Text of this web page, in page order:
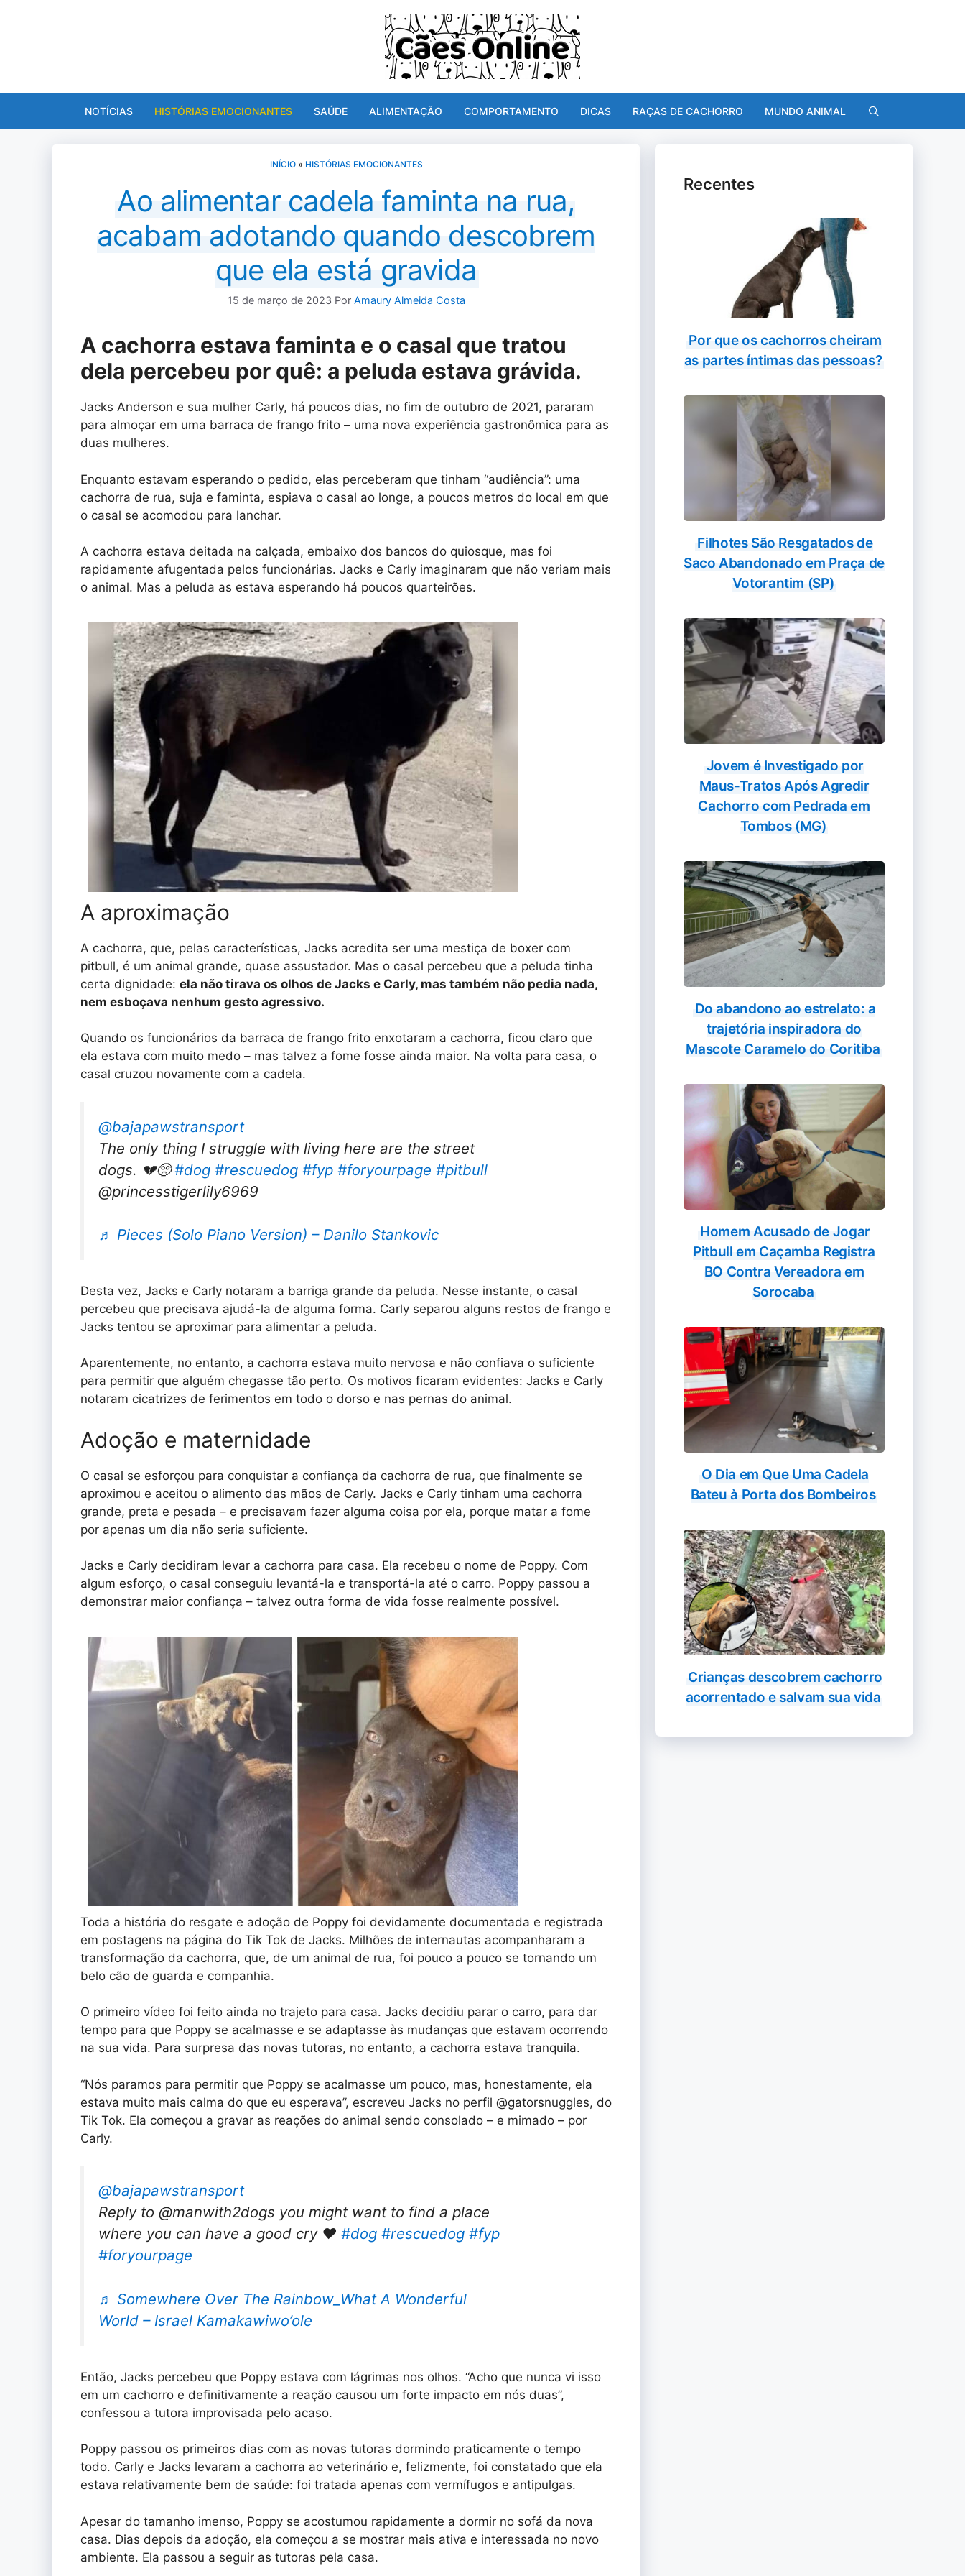
NOTÍCIAS HISTÓRIAS EMOCIONANTES SAÚDE ALIMENTAÇÃO COMPORTAMENTO DICAS RAÇAS DE CACHORRO MUNDO ANIMAL
INÍCIO» HISTÓRIAS EMOCIONANTES
Ao alimentar cadela faminta na rua,
acabam adotando quando descobrem
que ela está gravida
15 de março de 2023 Por Amaury Almeida Costa
A cachorra estava faminta e o casal que tratou
dela percebeu por quê: a peluda estava grávida.
Jacks Anderson e sua mulher Carly, há poucos dias, no fim de outubro de 2021, pararam
para almoçar em uma barraca de frango frito – uma nova experiência gastronômica para as
duas mulheres.
Enquanto estavam esperando o pedido, elas perceberam que tinham “audiência”: uma
cachorra de rua, suja e faminta, espiava o casal ao longe, a poucos metros do local em que
o casal se acomodou para lanchar.
A cachorra estava deitada na calçada, embaixo dos bancos do quiosque, mas foi
rapidamente afugentada pelos funcionárias. Jacks e Carly imaginaram que não veriam mais
o animal. Mas a peluda as estava esperando há poucos quarteirões.
A aproximação
A cachorra, que, pelas características, Jacks acredita ser uma mestiça de boxer com
pitbull, é um animal grande, quase assustador. Mas o casal percebeu que a peluda tinha
certa dignidade: ela não tirava os olhos de Jacks e Carly, mas também não pedia nada,
nem esboçava nenhum gesto agressivo.
Quando os funcionários da barraca de frango frito enxotaram a cachorra, ficou claro que
ela estava com muito medo – mas talvez a fome fosse ainda maior. Na volta para casa, o
casal cruzou novamente com a cadela.
@bajapawstransport
The only thing I struggle with living here are the street
dogs. 💔🥺#dog #rescuedog #fyp #foryourpage #pitbull
@princesstigerlily6969
♬ Pieces (Solo Piano Version) – Danilo Stankovic
Desta vez, Jacks e Carly notaram a barriga grande da peluda. Nesse instante, o casal
percebeu que precisava ajudá-la de alguma forma. Carly separou alguns restos de frango e
Jacks tentou se aproximar para alimentar a peluda.
Aparentemente, no entanto, a cachorra estava muito nervosa e não confiava o suficiente
para permitir que alguém chegasse tão perto. Os motivos ficaram evidentes: Jacks e Carly
notaram cicatrizes de ferimentos em todo o dorso e nas pernas do animal.
Adoção e maternidade
O casal se esforçou para conquistar a confiança da cachorra de rua, que finalmente se
aproximou e aceitou o alimento das mãos de Carly. Jacks e Carly tinham uma cachorra
grande, preta e pesada – e precisavam fazer alguma coisa por ela, porque matar a fome
por apenas um dia não seria suficiente.
Jacks e Carly decidiram levar a cachorra para casa. Ela recebeu o nome de Poppy. Com
algum esforço, o casal conseguiu levantá-la e transportá-la até o carro. Poppy passou a
demonstrar maior confiança – talvez outra forma de vida fosse realmente possível.
Toda a história do resgate e adoção de Poppy foi devidamente documentada e registrada
em postagens na página do Tik Tok de Jacks. Milhões de internautas acompanharam a
transformação da cachorra, que, de um animal de rua, foi pouco a pouco se tornando um
belo cão de guarda e companhia.
O primeiro vídeo foi feito ainda no trajeto para casa. Jacks decidiu parar o carro, para dar
tempo para que Poppy se acalmasse e se adaptasse às mudanças que estavam ocorrendo
na sua vida. Para surpresa das novas tutoras, no entanto, a cachorra estava tranquila.
“Nós paramos para permitir que Poppy se acalmasse um pouco, mas, honestamente, ela
estava muito mais calma do que eu esperava”, escreveu Jacks no perfil @gatorsnuggles, do
Tik Tok. Ela começou a gravar as reações do animal sendo consolado – e mimado – por
Carly.
@bajapawstransport
Reply to @manwith2dogs you might want to find a place
where you can have a good cry ❤️ #dog #rescuedog #fyp
#foryourpage
♬ Somewhere Over The Rainbow_What A Wonderful
World – Israel Kamakawiwo’ole
Então, Jacks percebeu que Poppy estava com lágrimas nos olhos. “Acho que nunca vi isso
em um cachorro e definitivamente a reação causou um forte impacto em nós duas”,
confessou a tutora improvisada pelo acaso.
Poppy passou os primeiros dias com as novas tutoras dormindo praticamente o tempo
todo. Carly e Jacks levaram a cachorra ao veterinário e, felizmente, foi constatado que ela
estava relativamente bem de saúde: foi tratada apenas com vermífugos e antipulgas.
Apesar do tamanho imenso, Poppy se acostumou rapidamente a dormir no sofá da nova
casa. Dias depois da adoção, ela começou a se mostrar mais ativa e interessada no novo
ambiente. Ela passou a seguir as tutoras pela casa.
Recentes
Por que os cachorros cheiram
as partes íntimas das pessoas?
Filhotes São Resgatados de
Saco Abandonado em Praça de
Votorantim (SP)
Jovem é Investigado por
Maus-Tratos Após Agredir
Cachorro com Pedrada em
Tombos (MG)
Do abandono ao estrelato: a
trajetória inspiradora do
Mascote Caramelo do Coritiba
Homem Acusado de Jogar
Pitbull em Caçamba Registra
BO Contra Vereadora em
Sorocaba
O Dia em Que Uma Cadela
Bateu à Porta dos Bombeiros
Crianças descobrem cachorro
acorrentado e salvam sua vida